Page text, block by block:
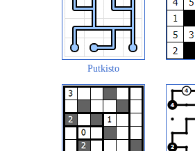
Putkisto